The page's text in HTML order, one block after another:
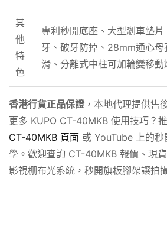
其
他
特
色
專利秒開底座、大型剎車墊片
牙、破牙防掉、28mm通心母
滑、分離式中柱可加輪變移動
香港行貨正品保證 ，本地代理提供售
更多 KUPO CT-40MKB 使用技巧？
CT-40MKB 頁面 或 YouTube 上的
學。歡迎查詢 CT-40MKB 報價、現
影視棚布光系統，秒開旗板腳架讓拍